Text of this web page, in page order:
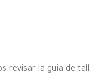
revisar la guia de